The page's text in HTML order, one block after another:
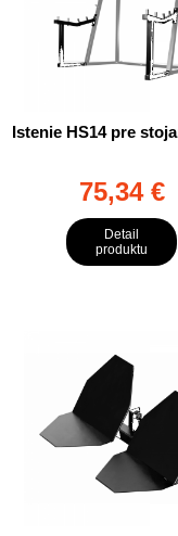
Istenie HS14 pre
75,34 €
Detail
produktu